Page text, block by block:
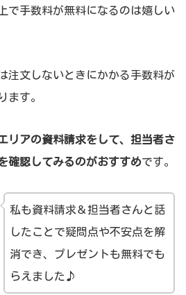
で手数料が無料になるのは嬉しい
注文しないときにかかる手数料が
ます。
リアの資料請求をして、担当者さ
確認してみるのがおすすめです。
私も資料請求＆担当者さんと話
したことで疑問点や不安点を解
消でき、プレゼントも無料でも
らえました♪